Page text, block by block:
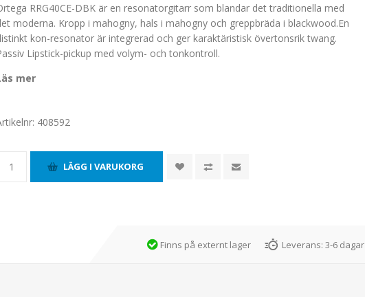
RRG40CE-DBK är en resonatorgitarr som blandar det traditionella med
moderna. Kropp i mahogny, hals i mahogny och greppbräda i blackwood.En
kon-resonator är integrerad och ger karaktäristisk övertonsrik twang.
Lipstick-pickup med volym- och tonkontroll.
mer
408592
Finns på externt lager Leverans: 3-6 dagar